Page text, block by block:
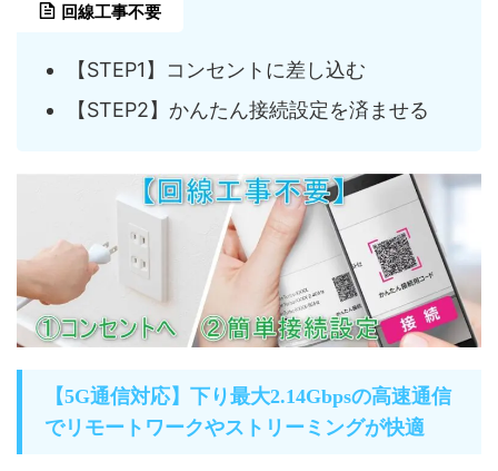
回線工事不要
【STEP1】コンセントに差し込む
【STEP2】かんたん接続設定を済ませる
【5G通信対応】下り最大2.14Gbpsの高速通信
でリモートワークやストリーミングが快適